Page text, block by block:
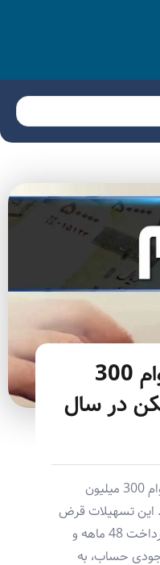
دریافت وام 300
سال
بانک مسکن شرایط پرداخت وام 300 میلیون
قرض
الحسنه با کارمزد 4 درصد، بازپرداخت 48 ماهه و
به